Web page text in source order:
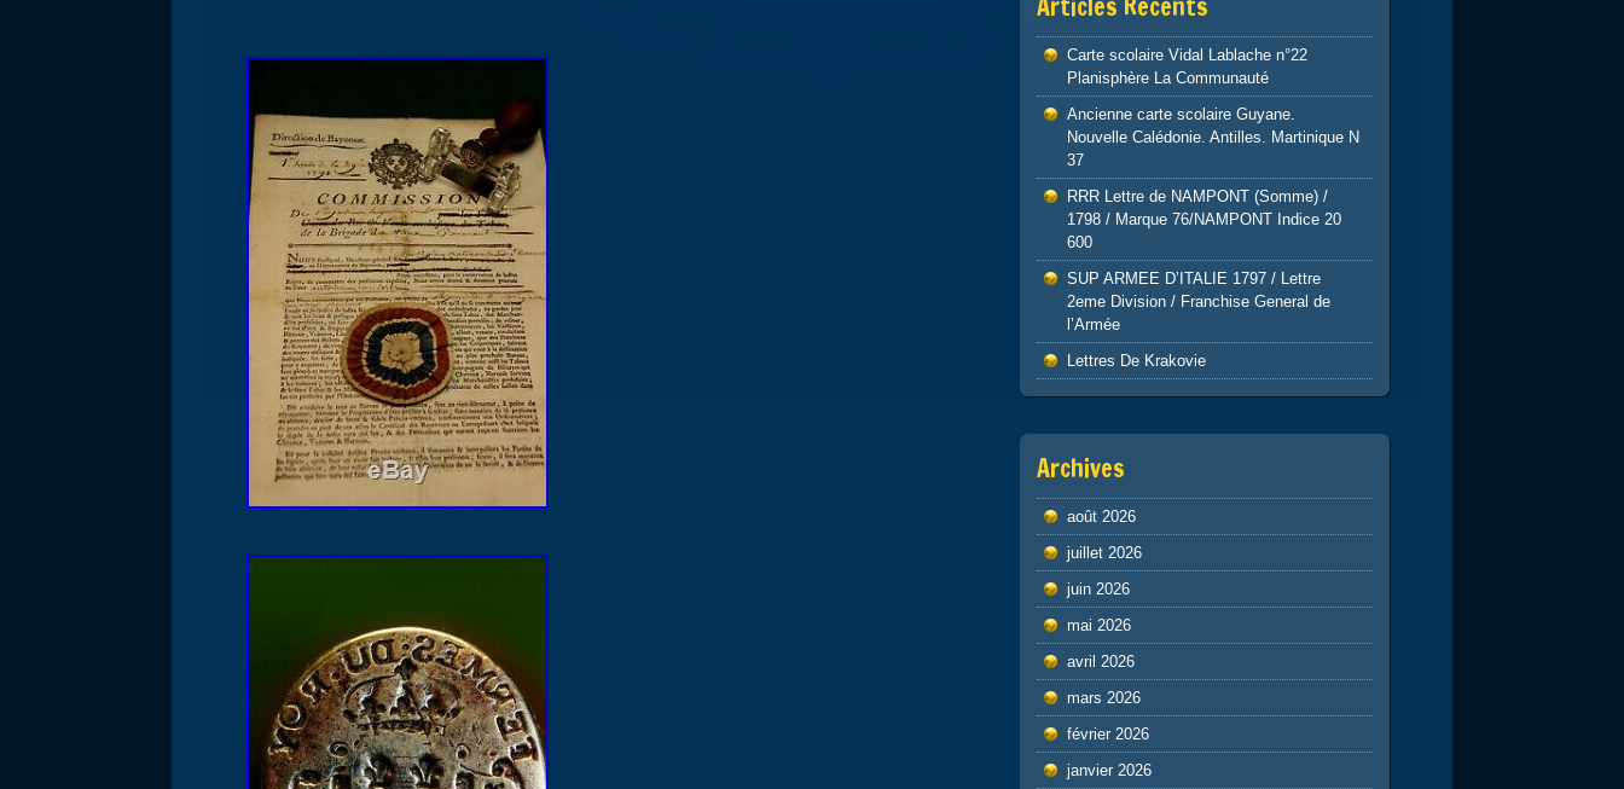
Articles Récents
Carte scolaire Vidal Lablache n°22
Planisphère La Communauté
Ancienne carte scolaire Guyane.
Nouvelle Calédonie. Antilles. Martinique N
37
RRR Lettre de NAMPONT (Somme) /
1798 / Marque 76/NAMPONT Indice 20
600
SUP ARMEE D’ITALIE 1797 / Lettre
2eme Division / Franchise General de
l’Armée
Lettres De Krakovie
Archives
août 2026
juillet 2026
juin 2026
mai 2026
avril 2026
mars 2026
février 2026
janvier 2026